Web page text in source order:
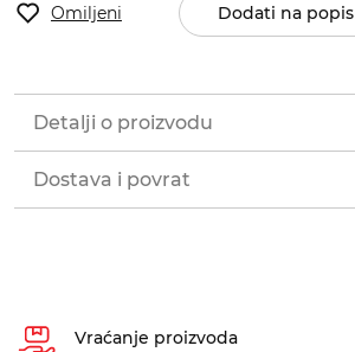
Omiljeni Dodati na popis
Detalji o proizvodu
Dostava i povrat
Vraćanje proizvoda